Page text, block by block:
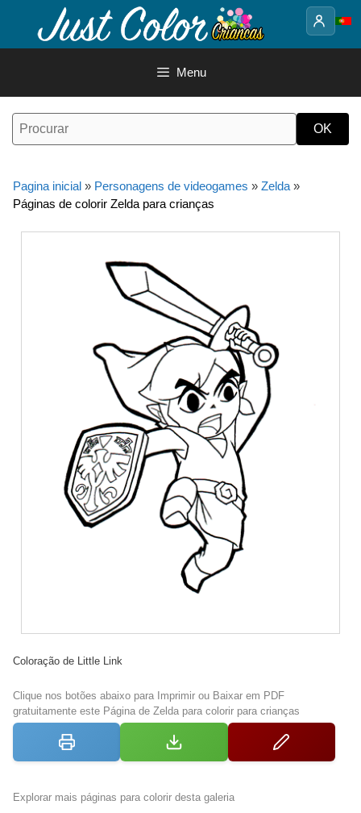
o
Menu
Pagina inicial » Personagens de videogames » Zelda »
Páginas de colorir Zelda para crianças
Coloração de Little Link
Clique nos botões abaixo para Imprimir ou Baixar em PDF
gratuitamente este Página de Zelda para colorir para crianças
Explorar mais páginas para colorir desta galeria